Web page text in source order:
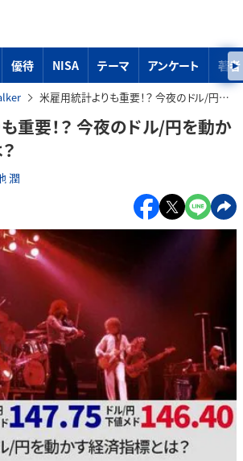
優待 NISA テーマ アンケート 著者
米雇用統計よりも重要！？ 今夜のドル/円を動かす経済指標とは？
重要！？ 今夜のドル/円を動か
潤